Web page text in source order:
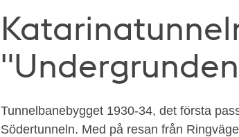
Tunnelbanebygget 1930-34, det första
Södertunneln. Med på resan från